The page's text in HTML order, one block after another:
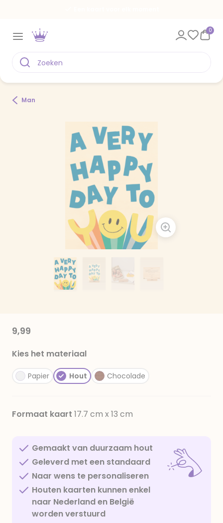
0
Man
9,99
Kies het materiaal
Papier Hout Chocolade
Formaat kaart 17.7 cm x 13 cm
Gemaakt van duurzaam hout
Geleverd met een standaard
Naar wens te personaliseren
Houten kaarten kunnen enkel
naar Nederland en België
worden verstuurd